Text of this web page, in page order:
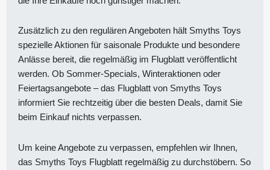
Zusätzlich zu den regulären Angeboten hält Smyths Toys
spezielle Aktionen für saisonale Produkte und besondere
Anlässe bereit, die regelmäßig im Flugblatt veröffentlicht
werden. Ob Sommer-Specials, Winteraktionen oder
Feiertagsangebote – das Flugblatt von Smyths Toys
informiert Sie rechtzeitig über die besten Deals, damit Sie
beim Einkauf nichts verpassen.
Um keine Angebote zu verpassen, empfehlen wir Ihnen,
das Smyths Toys Flugblatt regelmäßig zu durchstöbern. So